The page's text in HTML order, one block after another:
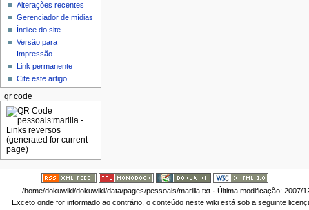
Alterações recentes
Gerenciador de mídias
Índice do site
Versão para
Impressão
Link permanente
Cite este artigo
qr code
/home/dokuwiki/dokuwiki/data/pages/pessoais/marilia.txt· Última modificação: 2007/
Exceto onde for informado ao contrário, o conteúdo neste wiki está sob a seguinte